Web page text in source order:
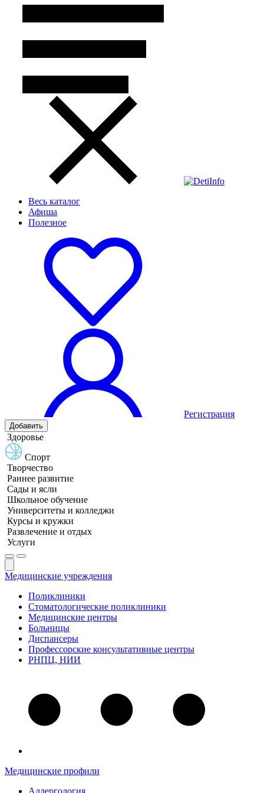
Весь каталог
Афиша
Полезное
Регистрация
Добавить
Здоровье
Спорт
Творчество
Раннее развитие
Сады и ясли
Школьное обучение
Университеты и колледжи
Курсы и кружки
Развлечение и отдых
Услуги
Медицинские учреждения
Поликлиники
Стоматологические поликлиники
Медицинские центры
Больницы
Диспансеры
Профессорские консультативные центры
РНПЦ, НИИ
Медицинские профили
Аллергология